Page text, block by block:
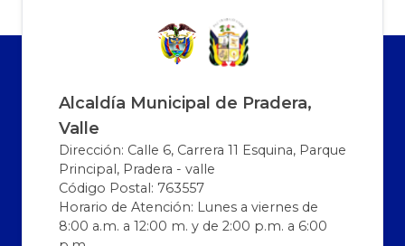
Alcaldía Municipal de Pradera,
Valle
Dirección: Calle 6, Carrera 11 Esquina, Parque
Principal, Pradera - valle
Código Postal: 763557
Horario de Atención: Lunes a viernes de
8:00 a.m. a 12:00 m. y de 2:00 p.m. a 6:00